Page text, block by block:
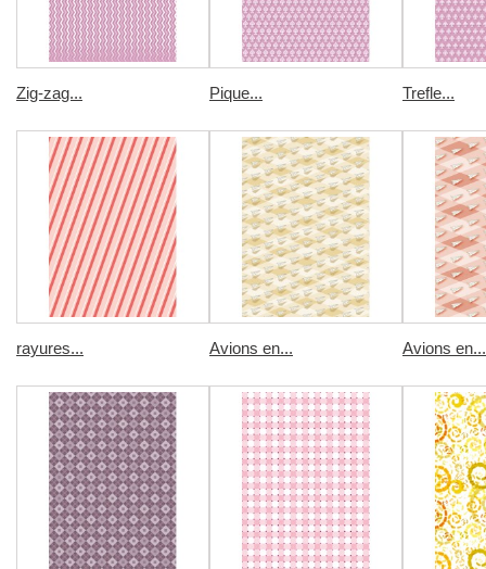
Zig-zag... Pique... Trefle...
rayures... Avions en... Avions en...